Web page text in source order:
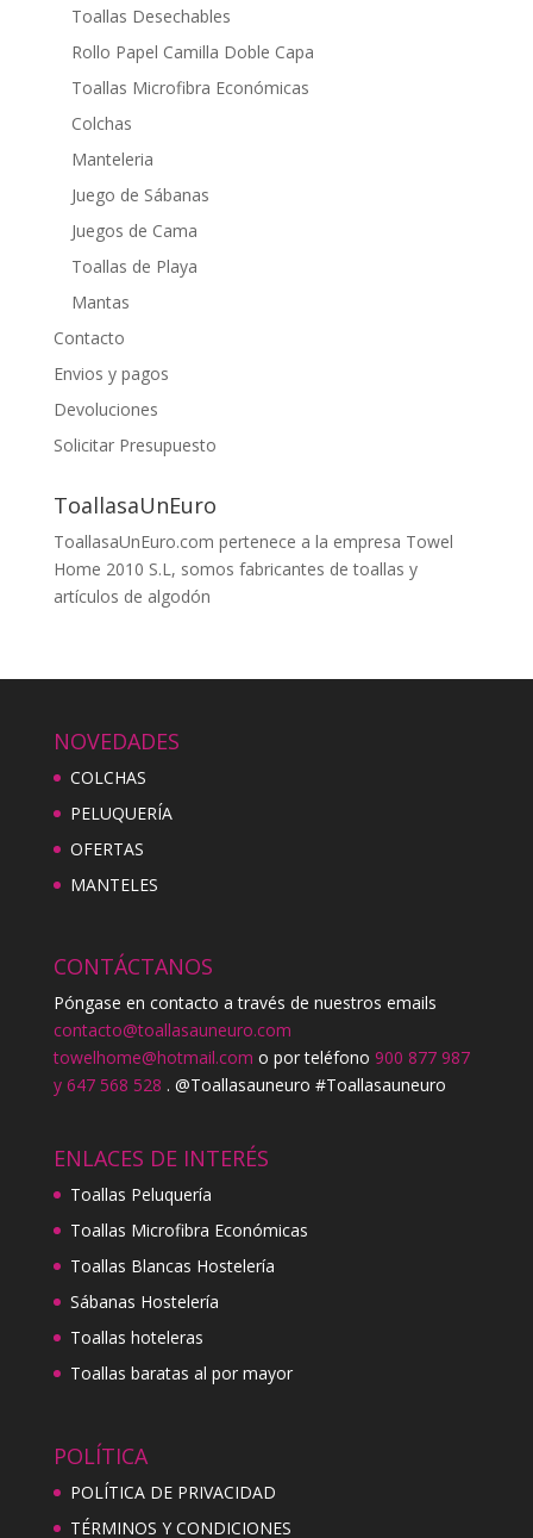
Toallas Desechables
Rollo Papel Camilla Doble Capa
Toallas Microfibra Económicas
Colchas
Manteleria
Juego de Sábanas
Juegos de Cama
Toallas de Playa
Mantas
Contacto
Envios y pagos
Devoluciones
Solicitar Presupuesto
ToallasaUnEuro
ToallasaUnEuro.com pertenece a la empresa Towel
Home 2010 S.L, somos fabricantes de toallas y
artículos de algodón
NOVEDADES
COLCHAS
PELUQUERÍA
OFERTAS
MANTELES
CONTÁCTANOS
Póngase en contacto a través de nuestros emails
contacto@toallasauneuro.com
towelhome@hotmail.com o por teléfono 900 877 987
y 647 568 528 . @Toallasauneuro #Toallasauneuro
ENLACES DE INTERÉS
Toallas Peluquería
Toallas Microfibra Económicas
Toallas Blancas Hostelería
Sábanas Hostelería
Toallas hoteleras
Toallas baratas al por mayor
POLÍTICA
POLÍTICA DE PRIVACIDAD
TÉRMINOS Y CONDICIONES